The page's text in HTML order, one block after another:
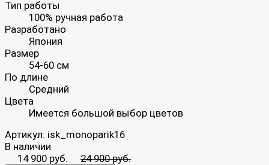
Тип работы
100% ручная работа
Разработано
Япония
Размер
54-60 см
По длине
Средний
Цвета
Имеется большой выбор цветов
Артикул: isk_monoparik16
В наличии
14 900 руб.
24 900 руб.